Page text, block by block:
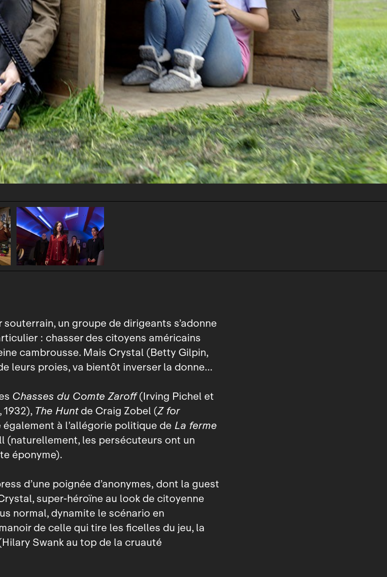
souterrain, un groupe de dirigeants s’adonne
: chasser des citoyens américains
cambrousse. Mais Crystal (Betty Gilpin,
leurs proies, va bientôt inverser la donne…
Chasses du Comte Zaroff(Irving Pichel et
The Huntde Craig Zobel (Z for
à l’allégorie politique de La ferme
(naturellement, les persécuteurs ont un
éponyme).
d’une poignée d’anonymes, dont la guest
super‑héroïne au look de citoyenne
normal, dynamite le scénario en
de celle qui tire les ficelles du jeu, la
Swank au top de la cruauté